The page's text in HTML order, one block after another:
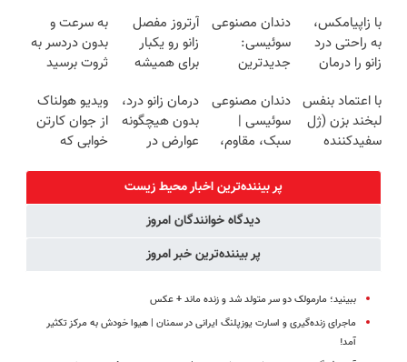
روزه ساخت!
برگردون
(40%off)
کننده خانگی
با زاپیامکس،
به راحتی درد
زانو را درمان
دندان مصنوعی
سوئیسی:
جدیدترین
سبک و مقاوم |
پرداخت قسطی
آرتروز مفصل
زانو رو یکبار
برای همیشه
◗پرسش‌نامه◖
به سرعت و
بدون دردسر به
ثروت برسید
رایگان
پولسازی)
با اعتماد بنفس
لبخند بزن (ژل
سفیدکننده
دندان مصنوعی
سوئیسی |
سبک، مقاوم،
رایگان+پرداخت
اقساطی😍
درمان زانو درد،
بدون هیچگونه
عوارض در
(◂پرسش‌نامه)
ویدیو هولناک
از جوان کارتن
خوابی که
پر بیننده‌ترین اخبار محیط زیست
دیدگاه خوانندگان امروز
پر بیننده‌ترین خبر امروز
ببینید؛ مارمولک دو سر متولد شد و زنده ماند + عکس
ماجرای زنده‌گیری و اسارت یوزپلنگ ایرانی در سمنان | هیوا خودش به مرکز تکثیر
آمد!